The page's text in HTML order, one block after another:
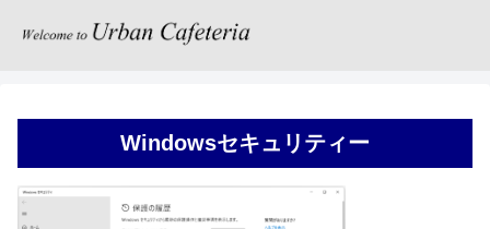
Windowsセキュリティー